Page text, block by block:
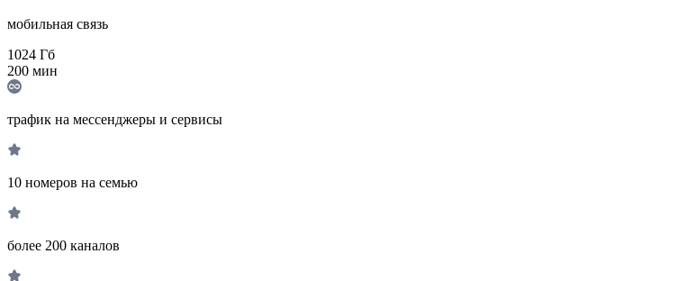
мобильная связь
1024 Гб
200 мин
трафик на мессенджеры и сервисы
10 номеров на семью
более 200 каналов